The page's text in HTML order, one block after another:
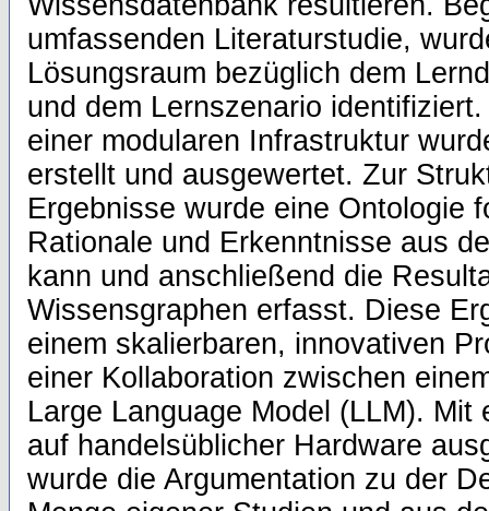
umfassenden Literaturstudie,
Lösungsraum bezüglich dem
und dem Lernszenario
einer modularen Infrastruktur
erstellt und ausgewertet. Zur
Ergebnisse wurde eine Ontologie
Rationale und Erkenntnisse aus
kann und anschließend die
Wissensgraphen erfasst. Diese
einem skalierbaren, innovativen
einer Kollaboration zwischen
Large Language Model (LLM). Mit
auf handelsüblicher Hardware
wurde die Argumentation zu der